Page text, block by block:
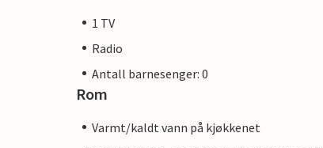
1 TV
Radio
Antall barnesenger: 0
Rom
Varmt/kaldt vann på kjøkkenet